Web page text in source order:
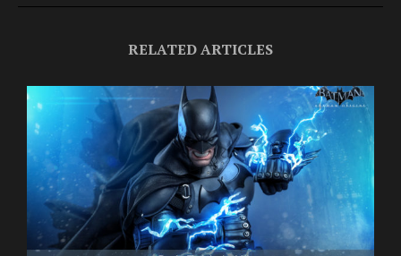
RELATED ARTICLES